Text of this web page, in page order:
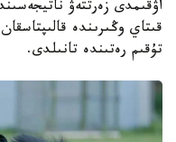
اۋقىمدى زەرتتەۋ
قىتاي وڭىرىندە
تۇقىم رەتىندە تانىلدى.